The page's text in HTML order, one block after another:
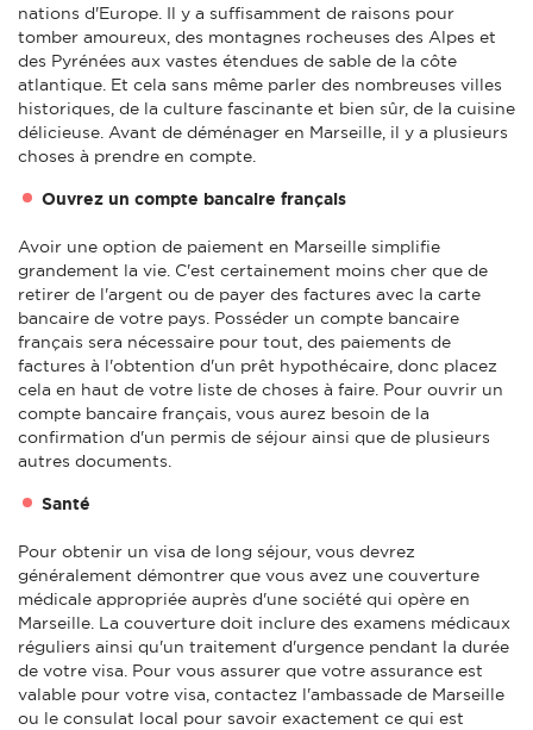
nations d'Europe. Il y a suffisamment de raisons pour
tomber amoureux, des montagnes rocheuses des Alpes et
des Pyrénées aux vastes étendues de sable de la côte
atlantique. Et cela sans même parler des nombreuses villes
historiques, de la culture fascinante et bien sûr, de la cuisine
délicieuse. Avant de déménager en Marseille, il y a plusieurs
choses à prendre en compte.
Ouvrez un compte bancaire français
Avoir une option de paiement en Marseille simplifie
grandement la vie. C'est certainement moins cher que de
retirer de l'argent ou de payer des factures avec la carte
bancaire de votre pays. Posséder un compte bancaire
français sera nécessaire pour tout, des paiements de
factures à l'obtention d'un prêt hypothécaire, donc placez
cela en haut de votre liste de choses à faire. Pour ouvrir un
compte bancaire français, vous aurez besoin de la
confirmation d'un permis de séjour ainsi que de plusieurs
autres documents.
Santé
Pour obtenir un visa de long séjour, vous devrez
généralement démontrer que vous avez une couverture
médicale appropriée auprès d'une société qui opère en
Marseille. La couverture doit inclure des examens médicaux
réguliers ainsi qu'un traitement d'urgence pendant la durée
de votre visa. Pour vous assurer que votre assurance est
valable pour votre visa, contactez l'ambassade de Marseille
ou le consulat local pour savoir exactement ce qui est